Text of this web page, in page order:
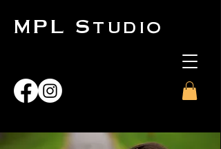
MPL Studio